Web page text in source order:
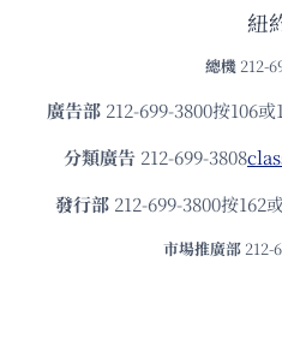
紐
總機 212-
廣告部212-699-3800按106或
分類廣告 212-699-3808
發⾏部 212-699-3800按162
市場推廣部 212-